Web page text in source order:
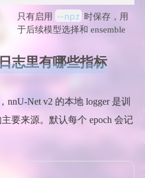
只有启用 --npz 时保存，用
于后续模型选择和 ensemble
志里有哪些指标
nnU-Net v2 的本地 logger 是训
主要来源。默认每个 epoch 会记